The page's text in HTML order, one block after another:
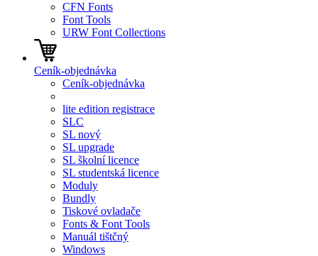
CFN Fonts
Font Tools
URW Font Collections
Ceník-objednávka
Ceník-objednávka
lite edition registrace
SLC
SL nový
SL upgrade
SL školní licence
SL studentská licence
Moduly
Bundly
Tiskové ovladače
Fonts & Font Tools
Manuál tištčný
Windows